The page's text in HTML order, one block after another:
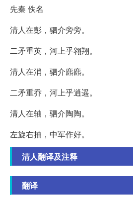
先秦 佚名
清人在彭，驷介旁旁。
二矛重英，河上乎翱翔。
清人在消，驷介麃麃。
二矛重乔，河上乎逍遥。
清人在轴，驷介陶陶。
左旋右抽，中军作好。
清人翻译及注释
翻译